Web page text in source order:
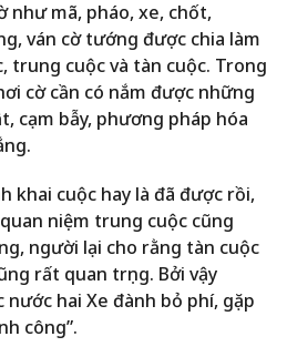
như mã, pháo, xe, chốt,
ván cờ tướng được chia làm
trung cuộc và tàn cuộc. Trong
cờ cần có nắm được những
cạm bẫy, phương pháp hóa
khai cuộc hay là đã được rồi,
niệm trung cuộc cũng
người lại cho rằng tàn cuộc
rất quan trọng. Bởi vậy
nước hai Xe đành bỏ phí, gặp
công”.